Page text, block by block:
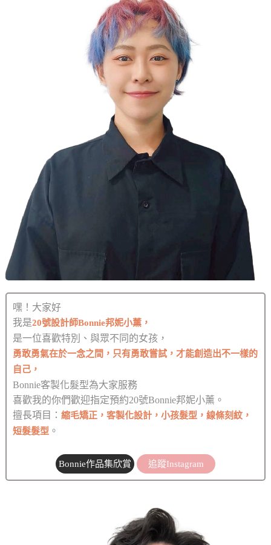
嘿！大家好
我是20號設計師Bonnie邦妮小薰，
是一位喜歡特別、與眾不同的女孩，
勇敢勇氣在於一念之間，只有勇敢嘗試，才能創造出不一樣的
自己，
Bonnie客製化髮型為大家服務
喜歡我的你們歡迎指定預約20號Bonnie邦妮小薰。
擅長項目：縮毛矯正，客製化設計，小孩髮型，線條刻紋，
短髮髮型 。
Bonnie作品集欣賞 追蹤Instagram